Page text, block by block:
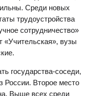
Среди новых
трудоустройства
сотрудничество»
«Учительская», вузы
государства-соседи,
России. Второе место
Выше всех среди